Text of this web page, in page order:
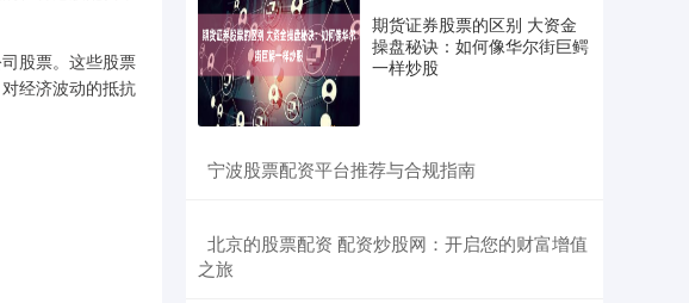
股票。这些股票
经济波动的抵抗
期货证券股票的区别 大资金
操盘秘诀：如何像华尔街巨鳄
一样炒股
​宁波股票配资平台推荐与合规指南
​北京的股票配资 配资炒股网：开启您的财富增值
之旅